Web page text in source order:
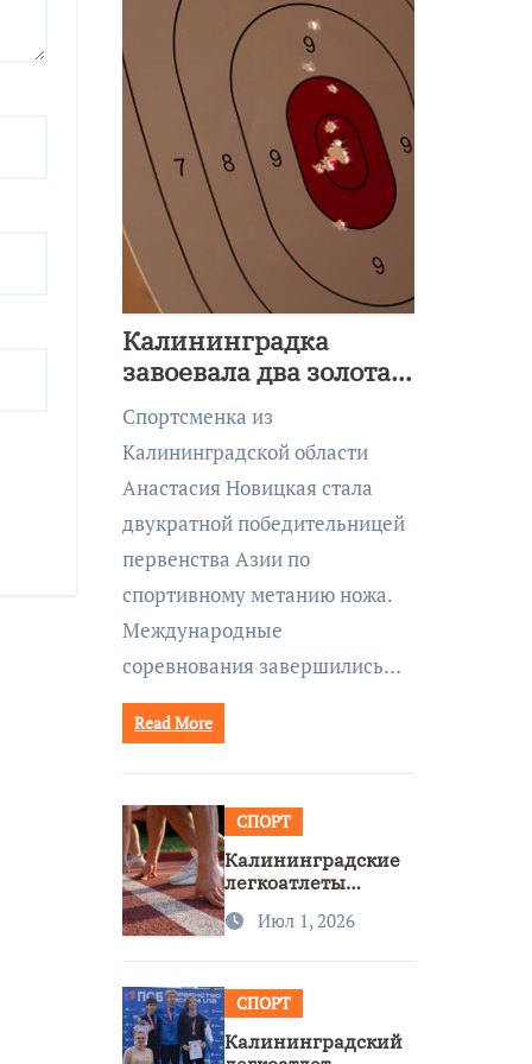
Калининградка
завоевала два золота
первенства Азии по
метанию ножа
Спортсменка из
Калининградской области
Анастасия Новицкая стала
двукратной победительницей
первенства Азии по
спортивному метанию ножа.
Международные
соревнования завершились…
Read More
СПОРТ
Калининградские
легкоатлеты
бронзы на
Июл 1, 2026
СПОРТ
Калининградский